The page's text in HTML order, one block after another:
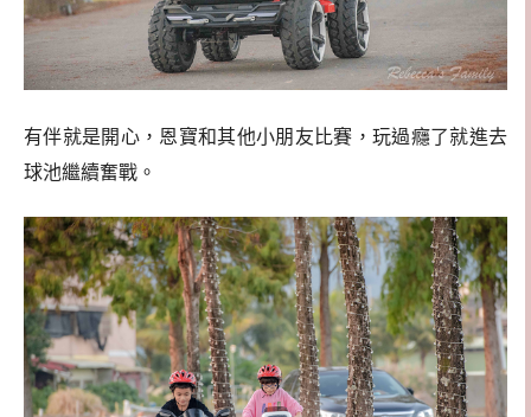
有伴就是開心，恩寶和其他小朋友比賽，玩過癮了就進去
球池繼續奮戰。